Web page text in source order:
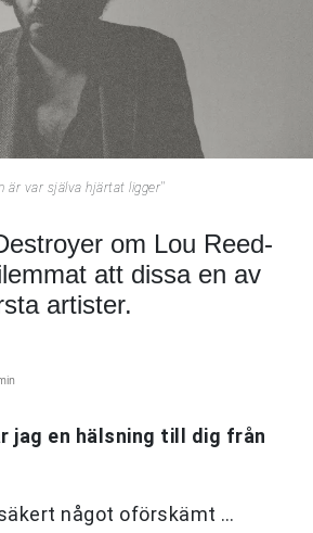
är var själva hjärtat ligger''
om Lou Reed-
att dissa en av
artister.
jag en hälsning till dig från
något oförskämt …